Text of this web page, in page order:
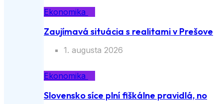
Ekonomika
Zaujímavá situácia s realitami v Prešove
1. augusta 2026
Ekonomika
Slovensko síce plní fiškálne pravidlá, no